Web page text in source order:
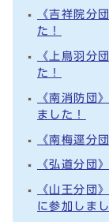
《吉祥院分
た！
《上鳥羽分
た！
《南消防団
ました！
《南梅逕分
《弘道分団
《山王分団
に参加しまし